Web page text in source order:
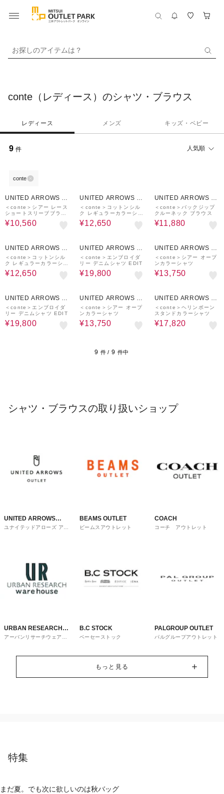
お探しのアイテムは？
conte（レディース）のシャツ・ブラウス
レディース メンズ キッズ・ベビー
9 件 人気順
conte
UNITED ARROWS O
UTLET
＜conte＞シアー レース
ショートスリーブブラウ
ス
¥10,560
UNITED ARROWS O
UTLET
＜conte＞コットンシル
ク レギュラーカラーシャ
ツ
¥12,650
UNITED ARROWS O
UTLET
＜conte＞バックジップ
クルーネック ブラウス
¥11,880
UNITED ARROWS O
UTLET
＜conte＞コットンシル
ク レギュラーカラーシャ
ツ
¥12,650
UNITED ARROWS O
UTLET
＜conte＞エンブロイダ
リー デニムシャツ EDIT
¥19,800
UNITED ARROWS O
UTLET
＜conte＞シアー オープ
ンカラーシャツ
¥13,750
UNITED ARROWS O
UTLET
＜conte＞エンブロイダ
リー デニムシャツ EDIT
¥19,800
UNITED ARROWS O
UTLET
＜conte＞シアー オープ
ンカラーシャツ
¥13,750
UNITED ARROWS O
UTLET
＜conte＞ヘリンボーン
スタンドカラーシャツ
¥17,820
9 件 / 9 件中
シャツ・ブラウスの取り扱いショップ
UNITED ARROWS
OUTLET
ユナイテッドアローズ アウ
BEAMS OUTLET
ビームスアウトレット
COACH
コーチ アウトレット
URBAN RESEARCH
ware house
アーバンリサーチウェアハ
B.C STOCK
ベーセーストック
PALGROUP OUTLET
パルグループアウトレット
もっと見る
特集
まだ夏。でも次に欲しいのは秋バッグ